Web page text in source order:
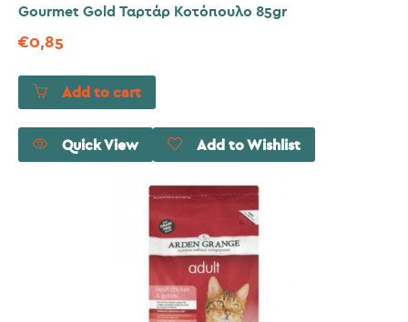
Gourmet Gold Ταρτάρ Κοτόπουλο 85gr
€0,85
Add to cart
Quick View Add to Wishlist